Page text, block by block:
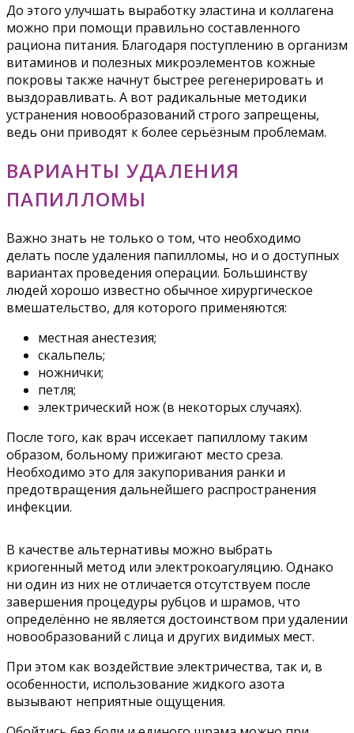
До этого улучшать выработку эластина и коллагена
можно при помощи правильно составленного
рациона питания. Благодаря поступлению в организм
витаминов и полезных микроэлементов кожные
покровы также начнут быстрее регенерировать и
выздоравливать. А вот радикальные методики
устранения новообразований строго запрещены,
ведь они приводят к более серьёзным проблемам.
ВАРИАНТЫ УДАЛЕНИЯ
ПАПИЛЛОМЫ
Важно знать не только о том, что необходимо
делать после удаления папилломы, но и о доступных
вариантах проведения операции. Большинству
людей хорошо известно обычное хирургическое
вмешательство, для которого применяются:
местная анестезия;
скальпель;
ножнички;
петля;
электрический нож (в некоторых случаях).
После того, как врач иссекает папиллому таким
образом, больному прижигают место среза.
Необходимо это для закупоривания ранки и
предотвращения дальнейшего распространения
инфекции.
В качестве альтернативы можно выбрать
криогенный метод или электрокоагуляцию. Однако
ни один из них не отличается отсутствуем после
завершения процедуры рубцов и шрамов, что
определённо не является достоинством при удалении
новообразований с лица и других видимых мест.
При этом как воздействие электричества, так и, в
особенности, использование жидкого азота
вызывают неприятные ощущения.